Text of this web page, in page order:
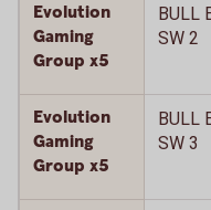
Evolution
Gaming
Group x5
BULL
SW 2
Evolution
Gaming
Group x5
BULL
SW 3